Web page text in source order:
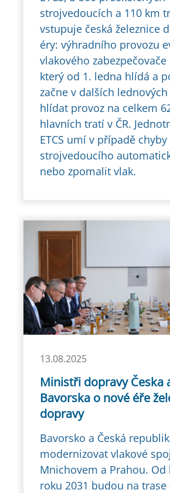
strojvedoucích a 110 km
vstupuje česká železnice
éry: výhradního provozu
vlakového zabezpečovače
který od 1. ledna hlídá a
začne v dalších
hlídat provoz na celkem
hlavních tratí v ČR.
ETCS umí v případě chyby
strojvedoucího
nebo zpomalit vlak.
13.08.2025
Ministři dopravy Česka
Bavorska o nové éře
dopravy
Bavorsko a Česká
modernizovat vlakové
Mnichovem a Prahou. Od
roku 2031 budou na